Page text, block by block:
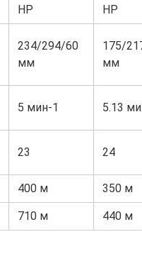
HP
HP
234/294/60
мм
175/
мм
5 мин-1 5.13
23 24
400 м 350 м
710 м 440 м